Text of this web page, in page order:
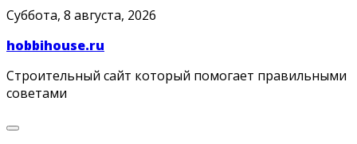
Skip
content
Суббота, 8 августа, 2026
hobbihouse.ru
Строительный сайт который помогает правильными
советами